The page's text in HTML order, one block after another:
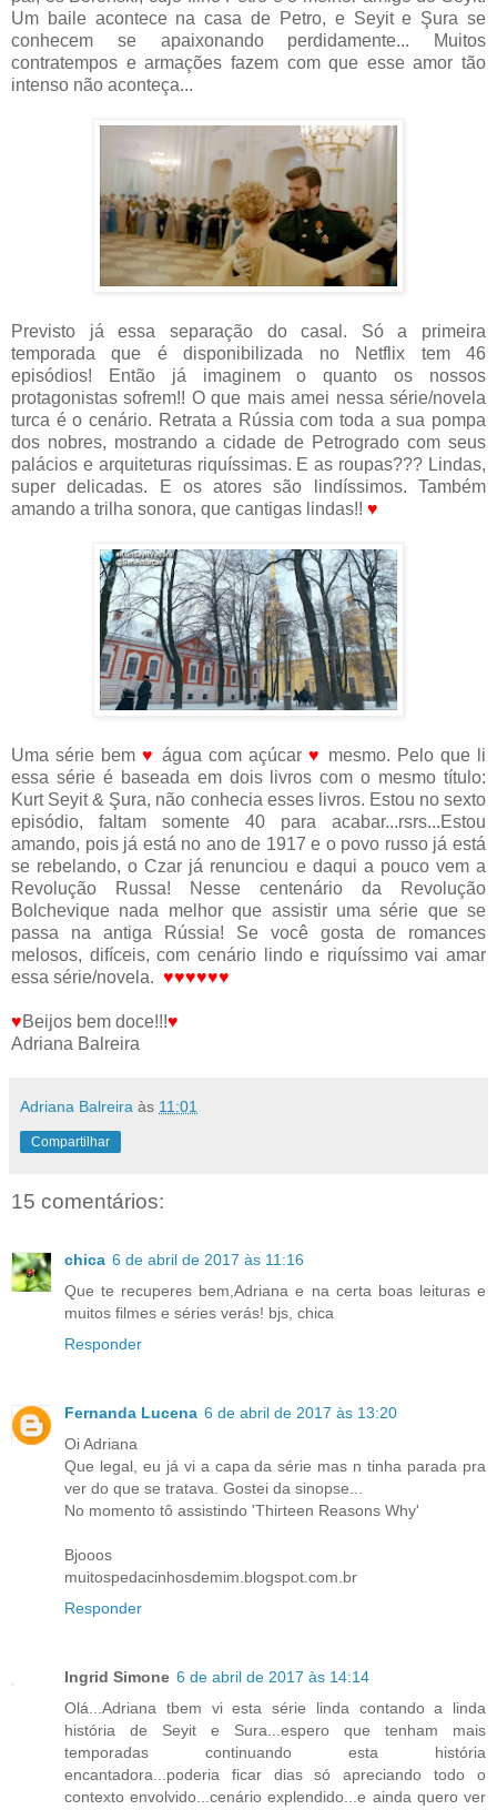
Um baile acontece na casa de Petro, e Seyit e Şura se
conhecem se apaixonando perdidamente... Muitos
contratempos e armações fazem com que esse amor tão
intenso não aconteça...
Previsto já essa separação do casal. Só a primeira
temporada que é disponibilizada no Netflix tem 46
episódios! Então já imaginem o quanto os nossos
protagonistas sofrem!! O que mais amei nessa série/novela
turca é o cenário. Retrata a Rússia com toda a sua pompa
dos nobres, mostrando a cidade de Petrogrado com seus
palácios e arquiteturas riquíssimas. E as roupas??? Lindas,
super delicadas. E os atores são lindíssimos. Também
amando a trilha sonora, que cantigas lindas!! ♥
Uma série bem ♥ água com açúcar ♥ mesmo. Pelo que li
essa série é baseada em dois livros com o mesmo título:
Kurt Seyit & Şura, não conhecia esses livros. Estou no sexto
episódio, faltam somente 40 para acabar...rsrs...Estou
amando, pois já está no ano de 1917 e o povo russo já está
se rebelando, o Czar já renunciou e daqui a pouco vem a
Revolução Russa! Nesse centenário da Revolução
Bolchevique nada melhor que assistir uma série que se
passa na antiga Rússia! Se você gosta de romances
melosos, difíceis, com cenário lindo e riquíssimo vai amar
essa série/novela. ♥♥♥♥♥♥
♥Beijos bem doce!!!♥
Adriana Balreira
Adriana Balreira às 11:01
Compartilhar
15 comentários:
chica 6 de abril de 2017 às 11:16
Que te recuperes bem,Adriana e na certa boas leituras e
muitos filmes e séries verás! bjs, chica
Responder
Fernanda Lucena 6 de abril de 2017 às 13:20
Oi Adriana
Que legal, eu já vi a capa da série mas n tinha parada pra
ver do que se tratava. Gostei da sinopse...
No momento tô assistindo 'Thirteen Reasons Why'
Bjooos
muitospedacinhosdemim.blogspot.com.br
Responder
Ingrid Simone 6 de abril de 2017 às 14:14
Olá...Adriana tbem vi esta série linda contando a linda
história de Seyit e Sura...espero que tenham mais
temporadas continuando esta história
encantadora...poderia ficar dias só apreciando todo o
contexto envolvido...cenário explendido...e ainda quero ver